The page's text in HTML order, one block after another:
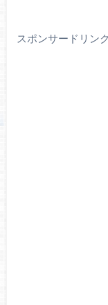
スポンサードリンク